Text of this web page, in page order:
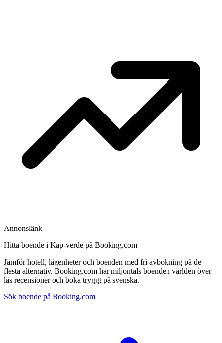
Annonslänk
Hitta boende i Kap-verde på Booking.com
Jämför hotell, lägenheter och boenden med fri avbokning på de
flesta alternativ. Booking.com har miljontals boenden världen över –
läs recensioner och boka tryggt på svenska.
Sök boende på Booking.com